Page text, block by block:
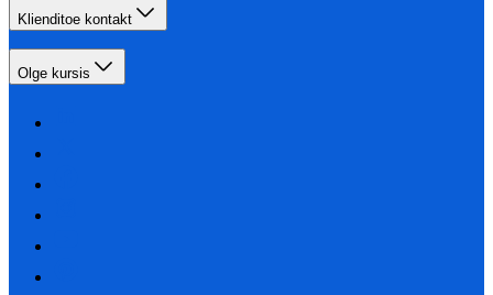
Klienditoe kontakt
Olge kursis